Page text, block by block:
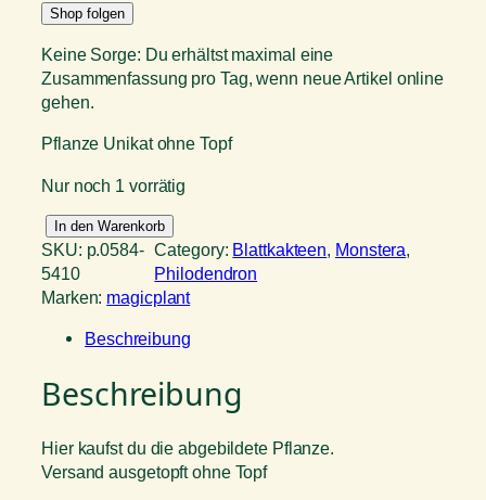
Shop folgen
Keine Sorge: Du erhältst maximal eine
Zusammenfassung pro Tag, wenn neue Artikel online
gehen.
Pflanze Unikat ohne Topf
Nur noch 1 vorrätig
o
n
s
a
h
a
In den Warenkorb
SKU: p.0584-
5410
Category: Blattkakteen, Monstera
Philodendron
Marken: magicplant
Beschreibung
Beschreibung
Hier kaufst du die abgebildete Pflanze.
Versand ausgetopft ohne Topf